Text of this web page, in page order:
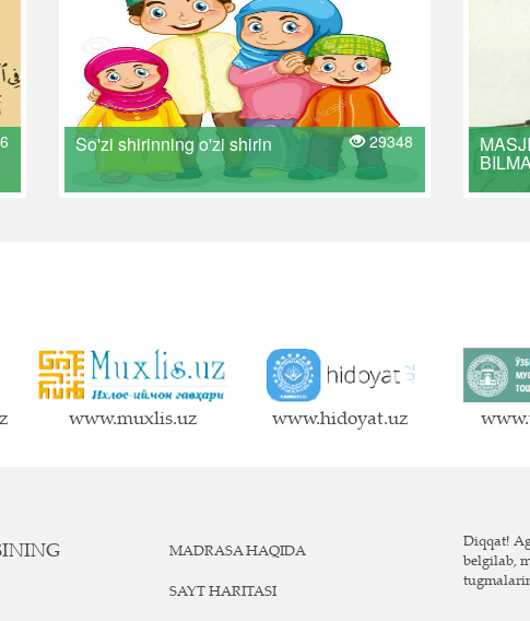
So'zi shirinning o'zi shirin 29348
www.muxlis.uz www.hidoyat.uz
MADRASA HAQIDA
SAYT HARITASI
Diqqat!
belgilab,